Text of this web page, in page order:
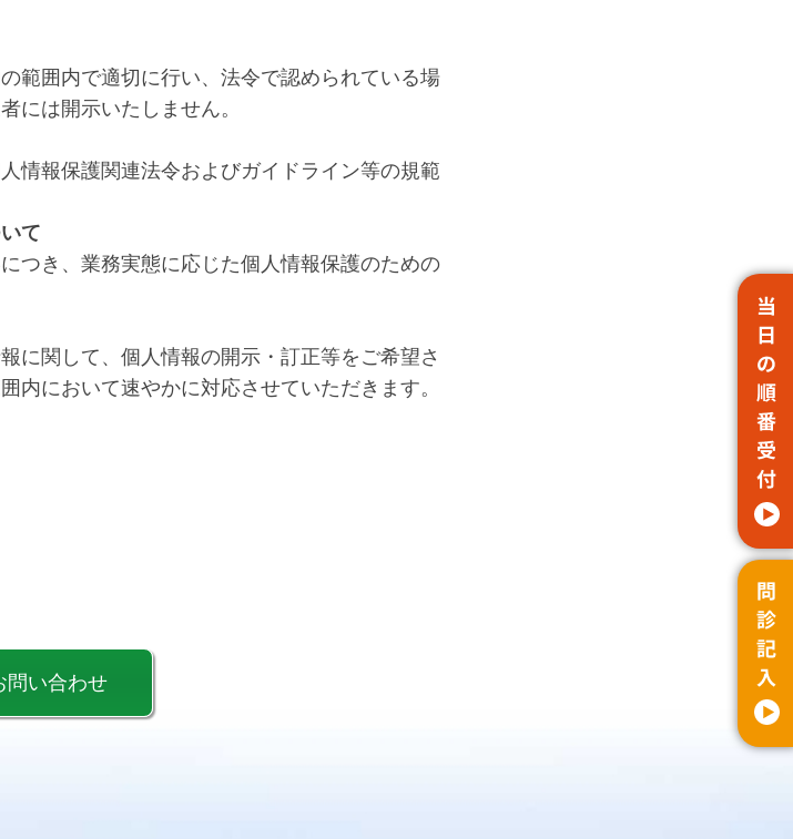
範囲内で適切に行い、法令で認められている場
には開示いたしません。
情報保護関連法令およびガイドライン等の規範
て
つき、業務実態に応じた個人情報保護のための
に関して、個人情報の開示・訂正等をご希望さ
内において速やかに対応させていただきます。
問い合わせ